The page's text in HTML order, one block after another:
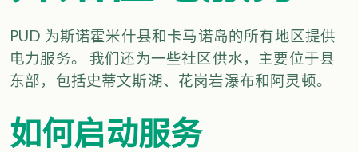
PUD 为斯诺霍米什县和卡马诺岛的所有地区提供
电力服务。 我们还为一些社区供水，主要位于县
东部，包括史蒂文斯湖、花岗岩瀑布和阿灵顿。
如何启动服务